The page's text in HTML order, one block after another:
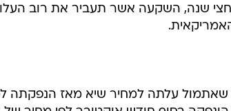
שנה, השקעה אשר תעביר את רוב
ירדה ב-7.2% ל-16.7 דולר, לאחר שאתמול עלתה למחיר שיא מאז הנפקתה